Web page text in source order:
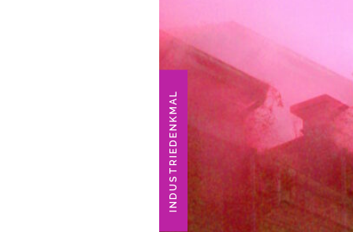
INDUSTRIEDENKMAL